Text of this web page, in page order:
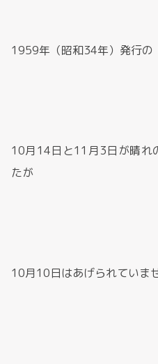
1959年（昭和34年）発行の
10月14日と11月3日が晴れ
たが
10月10日はあげられていま